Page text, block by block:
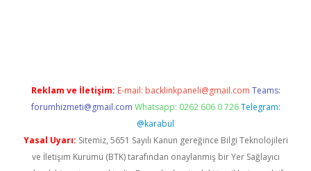
Reklam ve İletişim: E-mail: backlinkpaneli@gmail.com Teams:
forumhizmeti@gmail.com Whatsapp: 0262 606 0 726 Telegram:
@karabul
Yasal Uyarı: Sitemiz, 5651 Sayılı Kanun gereğince Bilgi Teknolojileri
ve İletişim Kurumu (BTK) tarafından onaylanmış bir Yer Sağlayıcı